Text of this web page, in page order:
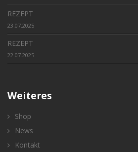
REZEPT
23.07.2025
REZEPT
22.07.2025
Weiteres
Shop
News
Kontakt